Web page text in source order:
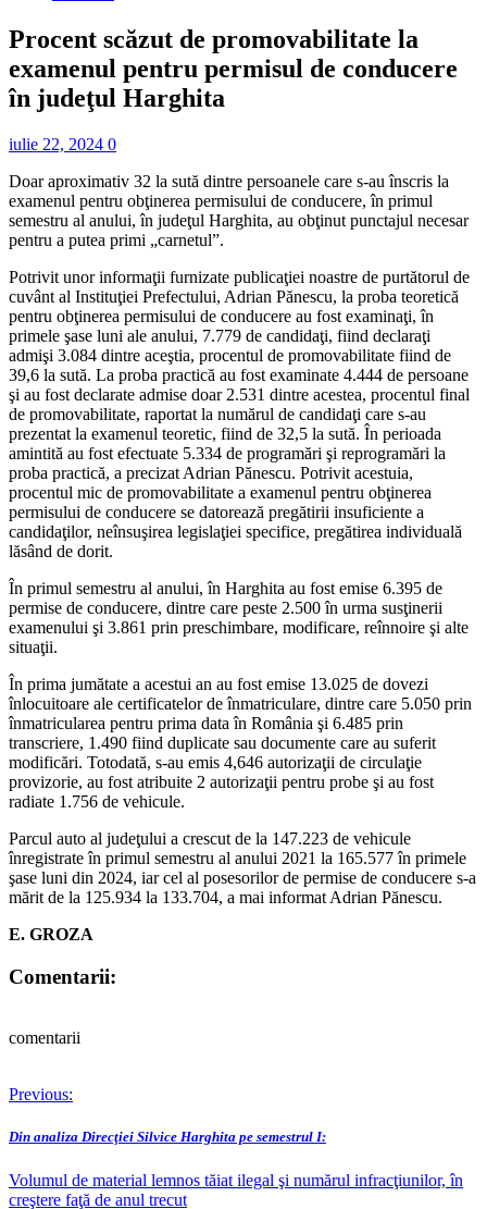
Procent scăzut de promovabilitate la
examenul pentru permisul de conducere
în judeţul Harghita
iulie 22, 2024 0
Doar aproximativ 32 la sută dintre persoanele care s-au înscris la
examenul pentru obţinerea permisului de conducere, în primul
semestru al anului, în judeţul Harghita, au obţinut punctajul necesar
pentru a putea primi „carnetul”.
Potrivit unor informaţii furnizate publicaţiei noastre de purtătorul de
cuvânt al Instituţiei Prefectului, Adrian Pănescu, la proba teoretică
pentru obţinerea permisului de conducere au fost examinaţi, în
primele şase luni ale anului, 7.779 de candidaţi, fiind declaraţi
admişi 3.084 dintre aceştia, procentul de promovabilitate fiind de
39,6 la sută. La proba practică au fost examinate 4.444 de persoane
şi au fost declarate admise doar 2.531 dintre acestea, procentul final
de promovabilitate, raportat la numărul de candidaţi care s-au
prezentat la examenul teoretic, fiind de 32,5 la sută. În perioada
amintită au fost efectuate 5.334 de programări şi reprogramări la
proba practică, a precizat Adrian Pănescu. Potrivit acestuia,
procentul mic de promovabilitate a examenul pentru obţinerea
permisului de conducere se datorează pregătirii insuficiente a
candidaţilor, neînsuşirea legislaţiei specifice, pregătirea individuală
lăsând de dorit.
În primul semestru al anului, în Harghita au fost emise 6.395 de
permise de conducere, dintre care peste 2.500 în urma susţinerii
examenului şi 3.861 prin preschimbare, modificare, reînnoire şi alte
situaţii.
În prima jumătate a acestui an au fost emise 13.025 de dovezi
înlocuitoare ale certificatelor de înmatriculare, dintre care 5.050 prin
înmatricularea pentru prima data în România şi 6.485 prin
transcriere, 1.490 fiind duplicate sau documente care au suferit
modificări. Totodată, s-au emis 4,646 autorizaţii de circulaţie
provizorie, au fost atribuite 2 autorizaţii pentru probe şi au fost
radiate 1.756 de vehicule.
Parcul auto al judeţului a crescut de la 147.223 de vehicule
înregistrate în primul semestru al anului 2021 la 165.577 în primele
şase luni din 2024, iar cel al posesorilor de permise de conducere s-a
mărit de la 125.934 la 133.704, a mai informat Adrian Pănescu.
E. GROZA
Comentarii:
comentarii
Post
navigation
Previous:
Din analiza Direcţiei Silvice Harghita pe semestrul I:
Volumul de material lemnos tăiat ilegal şi numărul infracţiunilor, în
creştere faţă de anul trecut